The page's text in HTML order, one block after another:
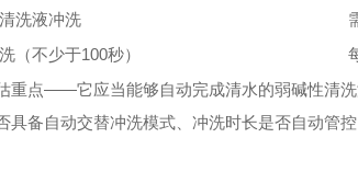
洗液冲洗
（不少于100秒）
重点——它应当能够自动完成清水的弱碱性清
具备自动交替冲洗模式、冲洗时长是否自动管控